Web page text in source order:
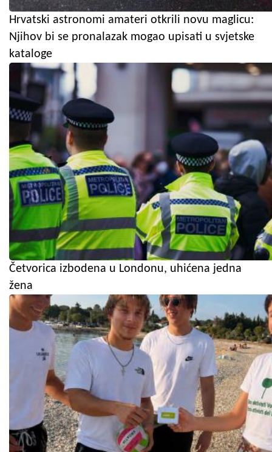
Hrvatski astronomi amateri otkrili novu maglicu:
Njihov bi se pronalazak mogao upisati u svjetske
kataloge
Četvorica izbodena u Londonu, uhićena jedna
žena